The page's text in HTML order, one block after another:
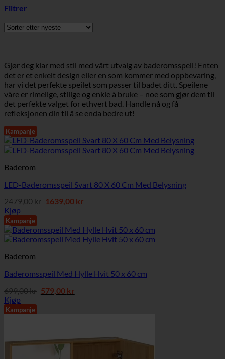
Filtrer
Gjør deg klar med stil med vårt utvalg av baderomsspeil! Enten
det er et enkelt design eller en som kommer med oppbevaring,
har vi det perfekte speilet som passer til badet ditt. Speilene
våre er rimelige, stilige og enkle å bruke – noe som gjør dem til
det perfekte valget for ethvert bad. Handle nå og få
refleksjonen din til å se enda bedre ut!
Kampanje
Baderom
LED-Baderomsspeil Svart 80 X 60 Cm Med Belysning
2479,00kr Opprinnelig
pris
2479,00 kr.
1639,00 krNåværende
pris
1639,00 kr.
Kjøp
Kampanje
Baderom
Baderomsspeil Med Hylle Hvit 50 x 60 cm
699,00kr Opprinnelig
pris
579,00 krNåværende
pris
Kjøp
Kampanje